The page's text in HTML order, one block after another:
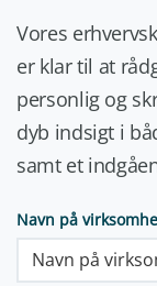
Vores
er klar til at
personlig og
dyb indsigt i
samt et
Navn på